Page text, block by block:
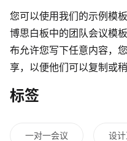
您可以使用我们的示例模
博思白板中的团队会议模
布允许您写下任意内容，
享，以便他们可以复制或稍
标签
一对一会议 设